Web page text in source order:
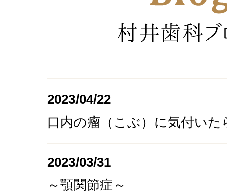
2023/04/22
口内の瘤（こぶ）に気付い
2023/03/31
～顎関節症～